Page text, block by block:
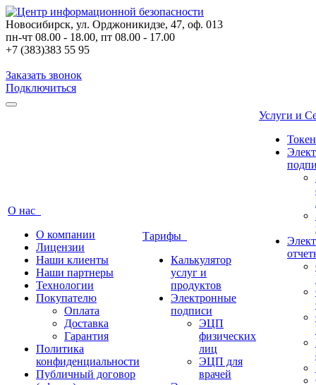
Новосибирск, ул. Орджоникидзе, 47, оф. 013
пн-чт 08.00 - 18.00, пт 08.00 - 17.00
+7 (383)383 55 95
Заказать звонок
Подключиться
О нас
О компании
Лицензии
Наши клиенты
Наши партнеры
Технологии
Покупателю
Оплата
Доставка
Гарантия
Политика
конфиденциальности
Публичный договор
Тарифы
Калькулятор
услуг и
продуктов
Электронные
подписи
ЭЦП
физических
лиц
ЭЦП для
врачей
Услуги и